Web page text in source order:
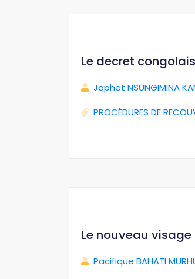
Le decret
Japhet NSUNGIMINA
PROCÉDURES DE
Le nouveau
Pacifique BAHATI